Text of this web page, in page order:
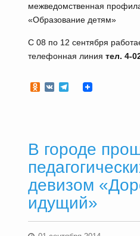
межведомственная
«Образование детям»
С 08 по 12 сентября
телефонная линия тел. 4-
Odnoklassniki
VKTelegram
В городе
девизом
идущий»